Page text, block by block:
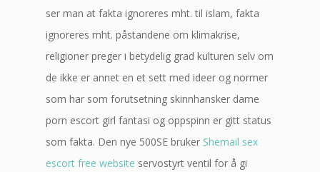
ser man at fakta ignoreres mht. til islam, fakta
ignoreres mht. påstandene om klimakrise,
religioner preger i betydelig grad kulturen selv om
de ikke er annet en et sett med ideer og normer
som har som forutsetning skinnhansker dame
porn escort girl fantasi og oppspinn er gitt status
som fakta. Den nye 500SE bruker Shemail sex
escort free website servostyrt ventil for å gi